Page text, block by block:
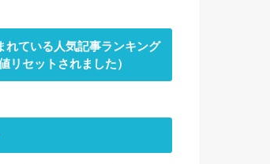
れている人気記事ランキング
リセットされました）